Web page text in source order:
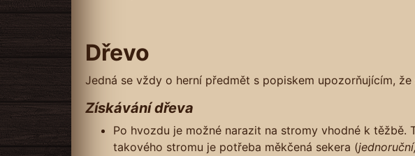
Dřevo
Jedná se vždy o herní předmět s popiskem upozorňujícím,
Získávání dřeva
Po hvozdu je možné narazit na stromy vhodné k
takového stromu je potřeba měkčená sekera (